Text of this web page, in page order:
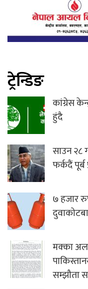
ट्रेन्डिङ
कांग्रेस
हुंदै
साउन २८
फर्कदैं पूर्ब
७ हजार
मक्का
सम्झौता